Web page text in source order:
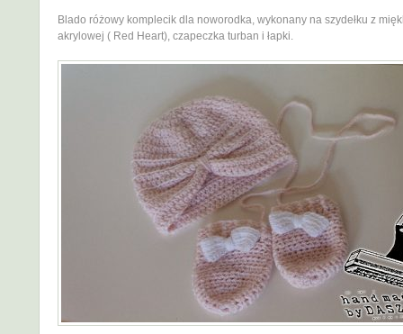
Blado różowy komplecik dla noworodka, wykonany na szydełku z
akrylowej ( Red Heart), czapeczka turban i łapki.